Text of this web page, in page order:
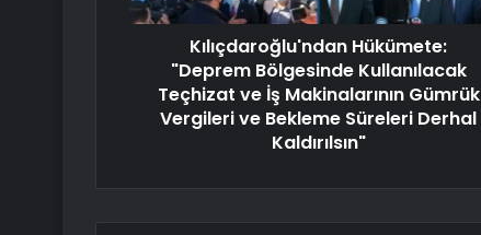
Kılıçdaroğlu'ndan Hükümete:
"Deprem Bölgesinde Kullanılacak
Teçhizat ve İş Makinalarının Gümrük
Vergileri ve Bekleme Süreleri Derhal
Kaldırılsın"